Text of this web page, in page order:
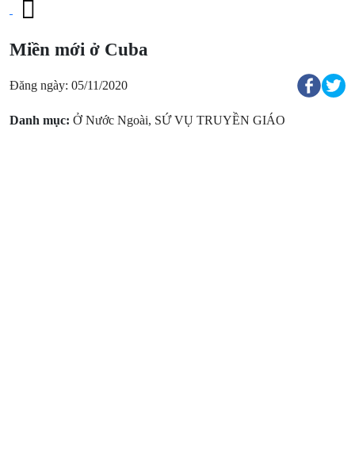
Miền mới ở Cuba
Đăng ngày: 05/11/2020
Danh mục: Ở Nước Ngoài, SỨ VỤ TRUYỀN GIÁO